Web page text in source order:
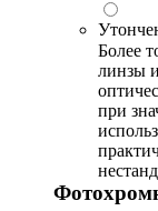
Более
линзы
при